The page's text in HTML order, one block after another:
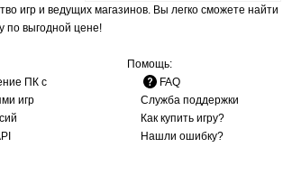
игр и ведущих магазинов. Вы легко сможете найти
по выгодной цене!
ПК с
игр
Помощь:
FAQ
Служба поддержки
Как купить игру?
Нашли ошибку?